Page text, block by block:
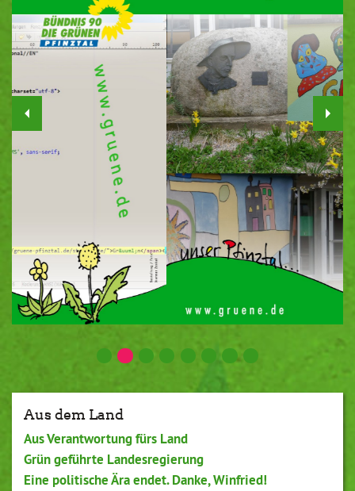
Aus dem Land
Aus Verantwortung fürs Land
Grün geführte Landesregierung
Eine politische Ära endet. Danke, Winfried!